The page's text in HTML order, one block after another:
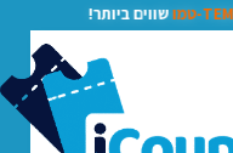
שווים ביותר!